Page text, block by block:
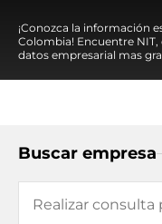
¡Conozca la información
Colombia! Encuentre
datos empresarial mas
Buscar empresa